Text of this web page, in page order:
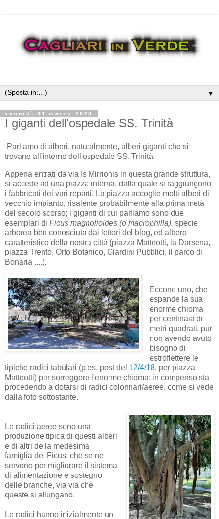
▼
venerdì 31 marzo 2023
I giganti dell'ospedale SS. Trinità
Parliamo di alberi, naturalmente, alberi giganti che si
trovano all'interno dell'ospedale SS. Trinità.
Appena entrati da via Is Mirrionis in questa grande struttura,
si accede ad una piazza interna, dalla quale si raggiungono
i fabbricati dei vari reparti. La piazza accoglie molti alberi di
vecchio impianto, risalente probabilmente alla prima metà
del secolo scorso; i giganti di cui parliamo sono due
esemplari di Ficus magnolioides (o macrophilla), specie
arborea ben conosciuta dai lettori del blog, ed albero
caratteristico della nostra città (piazza Matteotti, la Darsena,
piazza Trento, Orto Botanico, Giardini Pubblici, il parco di
Bonaria ....).
Eccone uno, che
espande la sua
enorme chioma
per centinaia di
metri quadrati, pur
non avendo avuto
bisogno di
estroflettere le
tipiche radici tabulari (p.es. post del 12/4/18, per piazza
Matteotti) per sorreggere l'enorme chioma; in compenso sta
procedendo a dotarsi di radici colonnari/aeree, come si vede
dalla foto sottostante.
Le radici aeree sono una
produzione tipica di questi alberi
e di altri della medesima
famiglia dei Ficus, che se ne
servono per migliorare il sistema
di alimentazione e sostegno
delle branche, via via che
queste si allungano.
Le radici hanno inizialmente un